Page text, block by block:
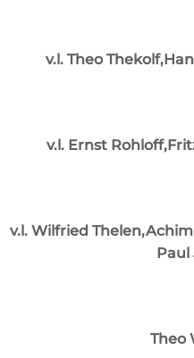
v.l. Theo
v.l. Ernst
v.l. Wilfried
Paul
Theo